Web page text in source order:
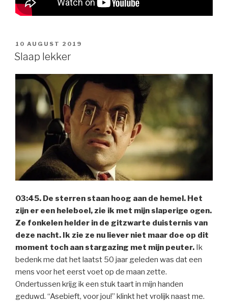
POSTED
ON
10 AUGUST 2019
Slaap lekker
03:45. De sterren staan hoog aan de hemel. Het
zijn er een heleboel, zie ik met mijn slaperige ogen.
Ze fonkelen helder in de gitzwarte duisternis van
deze nacht. Ik zie ze nu liever niet maar doe op dit
moment toch aan stargazing met mijn peuter. Ik
bedenk me dat het laatst 50 jaar geleden was dat een
mens voor het eerst voet op de maan zette.
Ondertussen krijg ik een stuk taart in mijn handen
geduwd. “Asebieft, voor jou!” klinkt het vrolijk naast me.